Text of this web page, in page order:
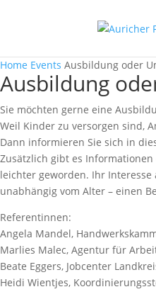
Home Events Ausbildung oder
Ausbildung
Sie möchten gerne eine
Weil Kinder zu versorgen sind,
Dann informieren Sie sich in
Zusätzlich gibt es
leichter geworden. Ihr
unabhängig vom Alter – einen
Referentinnen:
Angela Mandel,
Marlies Malec, Agentur für
Beate Eggers, Jobcenter
Heidi Wientjes,